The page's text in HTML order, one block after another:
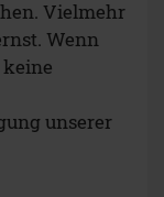
Vielmehr
Wenn
unserer